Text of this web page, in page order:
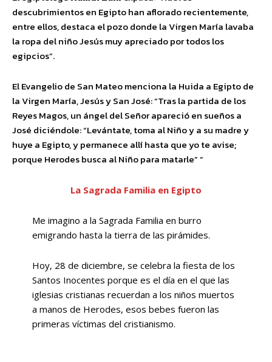
descubrimientos en Egipto han aflorado recientemente,
entre ellos, destaca el pozo donde la Virgen María lavaba
la ropa del niño Jesús muy apreciado por todos los
egipcios”.
El Evangelio de San Mateo menciona la Huida a Egipto de
la Virgen María, Jesús y San José: “Tras la partida de los
Reyes Magos, un ángel del Señor apareció en sueños a
José diciéndole: “Levántate, toma al Niño y a su madre y
huye a Egipto, y permanece allí hasta que yo te avise;
porque Herodes busca al Niño para matarle” “
La Sagrada Familia en Egipto
Me imagino a la Sagrada Familia en burro
emigrando hasta la tierra de las pirámides.
Hoy, 28 de diciembre, se celebra la fiesta de los
Santos Inocentes porque es el día en el que las
iglesias cristianas recuerdan a los niños muertos
a manos de Herodes, esos bebes fueron las
primeras víctimas del cristianismo.